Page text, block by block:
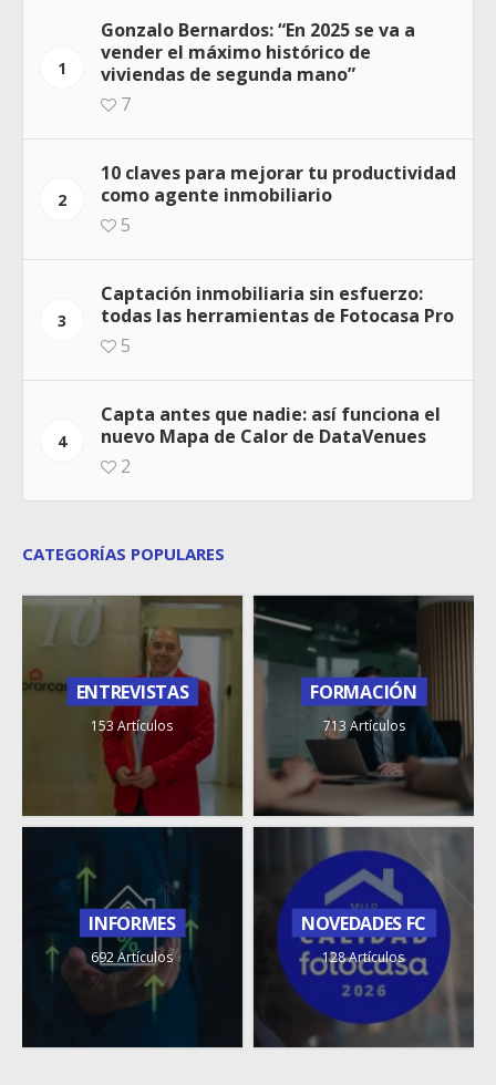
1
Gonzalo Bernardos: “En 2025 se va a
vender el máximo histórico de
viviendas de segunda mano”
7
2
10 claves para mejorar tu productividad
como agente inmobiliario
5
3
Captación inmobiliaria sin esfuerzo:
todas las herramientas de Fotocasa Pro
5
4
Capta antes que nadie: así funciona el
nuevo Mapa de Calor de DataVenues
2
CATEGORÍAS POPULARES
ENTREVISTAS
153 Artículos
FORMACIÓN
713 Artículos
INFORMES
692 Artículos
NOVEDADES FC
128 Artículos